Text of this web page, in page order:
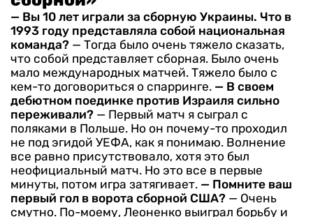
— Вы 10 лет играли за сборную Украины. Что в
1993 году представляла собой национальная
команда? — Тогда было очень тяжело сказать,
что собой представляет сборная. Было очень
мало международных матчей. Тяжело было с
кем-то договориться о спарринге. — В своем
дебютном поединке против Израиля сильно
переживали? — Первый матч я сыграл с
поляками в Польше. Но он почему-то проходил
не под эгидой УЕФА, как я понимаю. Волнение
все равно присутствовало, хотя это был
неофициальный матч. Но это все в первые
минуты, потом игра затягивает. — Помните ваш
первый гол в ворота сборной США? — Очень
смутно. По-моему, Леоненко выиграл борьбу и